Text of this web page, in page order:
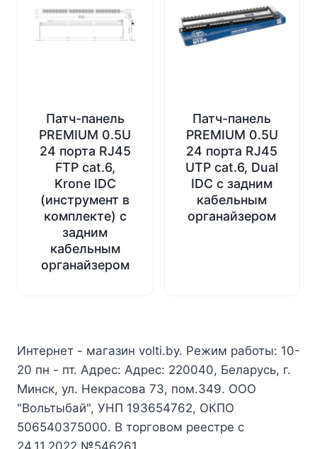
Патч-панель
PREMIUM 0.5U
24 порта RJ45
FTP cat.6,
Krone IDC
(инструмент в
комплекте) с
задним
кабельным
органайзером
Патч-панель
PREMIUM 0.5U
24 порта RJ45
UTP cat.6, Dual
IDC с задним
кабельным
органайзером
Интернет - магазин volti.by. Режим работы: 10-
20 пн - пт. Адрес: Адрес: 220040, Беларусь, г.
Минск, ул. Некрасова 73, пом.349. ООО
"Вольтыбай", УНП 193654762, ОКПО
506540375000. В торговом реестре с
24.11.2022 №546261